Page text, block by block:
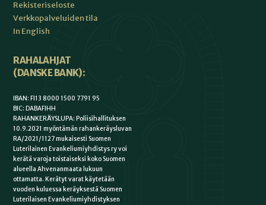
Rekisteriseloste
Verkkopalveluiden tila
In English
RAHALAHJAT
(DANSKE BANK):
IBAN: FI13 8000 1500 7791 95
BIC: DABAFIHH
RAHANKERÄYSLUPA: Poliisihallituksen
10.9.2021 myöntämän rahankeräysluvan
RA/2021/1127 mukaisesti Suomen
Luterilainen Evankeliumiyhdistys ry voi
kerätä varoja toistaiseksi koko Suomen
alueella Ahvenanmaata lukuun
ottamatta. Kerätyt varat käytetään
vuoden kuluessa keräyksestä Suomen
Luterilaisen Evankeliumiyhdistyksen